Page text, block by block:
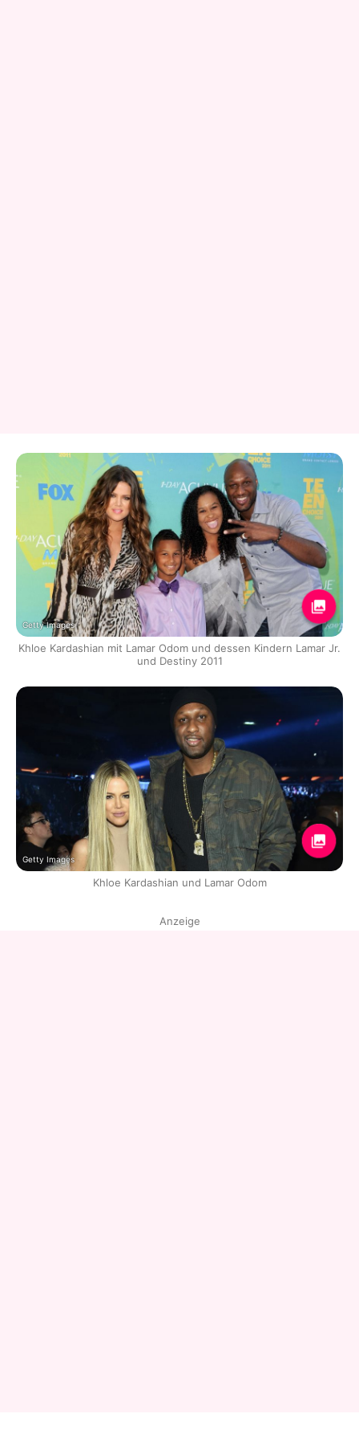
Getty Images
Khloe Kardashian mit Lamar Odom und dessen Kindern Lamar Jr.
und Destiny 2011
Getty Images
Khloe Kardashian und Lamar Odom
Anzeige